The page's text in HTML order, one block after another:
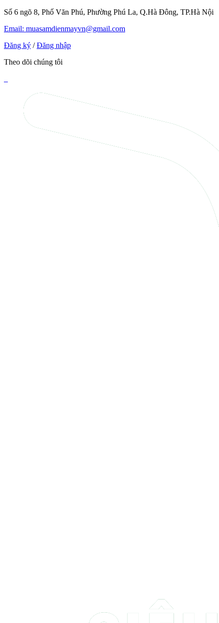
Số 6 ngõ 8, Phố Văn Phú, Phường Phú La, Q.Hà Đông, TP.Hà Nội
Email: muasamdienmayvn@gmail.com
Đăng ký / Đăng nhập
Theo dõi chúng tôi